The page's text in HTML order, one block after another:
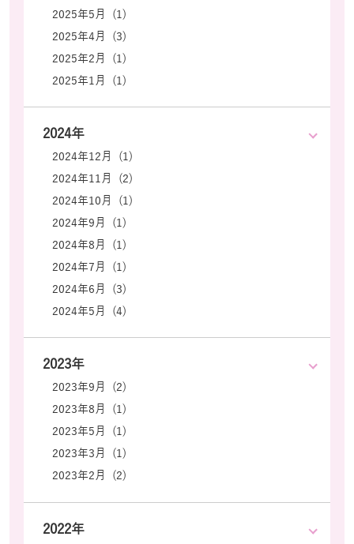
2025年5月 (1)
2025年4月 (3)
2025年2月 (1)
2025年1月 (1)
2024年
2024年12月 (1)
2024年11月 (2)
2024年10月 (1)
2024年9月 (1)
2024年8月 (1)
2024年7月 (1)
2024年6月 (3)
2024年5月 (4)
2023年
2023年9月 (2)
2023年8月 (1)
2023年5月 (1)
2023年3月 (1)
2023年2月 (2)
2022年